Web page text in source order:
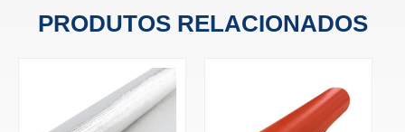
PRODUTOS RELACIONADOS